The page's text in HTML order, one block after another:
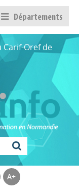
Départements
Oref de
A+